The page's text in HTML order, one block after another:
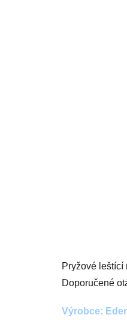
Pryžové leštící
Doporučené
Výrobce: